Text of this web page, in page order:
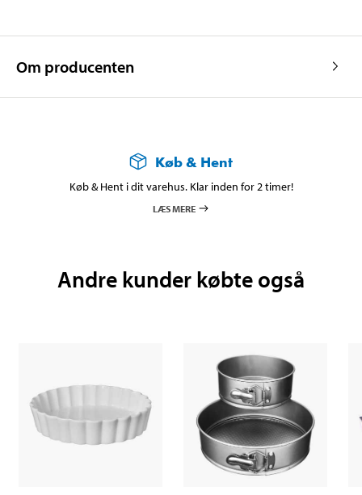
Om producenten
Køb & Hent
Køb & Hent i dit varehus. Klar inden for 2 timer!
LÆS MERE
Andre kunder købte også